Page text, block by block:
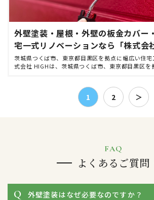
外壁塗装・屋根・外壁の板金カバー
宅一式リノベーションなら「株式会
茨城県つくば市、東京都目黒区を拠点に幅広い住
式会社 HIGHは、茨城県つくば市、東京都目黒区を
1 2 ＞
FAQ
よくあるご質問
外壁塗装はなぜ必要なのですか？